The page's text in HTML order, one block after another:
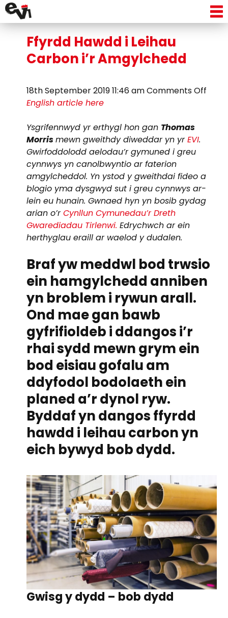
Tag Archive: beicio
Ffyrdd Hawdd i Leihau
Carbon i’r Amgylchedd
18th September 2019 11:46 amComments Off
English article here
Ysgrifennwyd yr erthygl hon gan Thomas
Morrismewn gweithdy diweddar yn yrEVI.
Gwirfoddolodd aelodau’r gymuned i greu
cynnwys yn canolbwyntio ar faterion
amgylcheddol. Yn ystod y gweithdai fideo a
blogio yma dysgwyd sut i greu cynnwys ar-
lein eu hunain. Gwnaed hyn yn bosib gydag
arian o’rCynllun Cymunedau’r Dreth
Gwarediadau Tirlenwi. Edrychwch ar ein
herthyglau eraill ar waelod y dudalen.
Braf yw meddwl bod trwsio
ein hamgylchedd anniben
yn broblem i rywun arall.
Ond mae gan bawb
gyfrifioldeb i ddangos i’r
rhai sydd mewn grym ein
bod eisiau gofalu am
ddyfodol bodolaeth ein
planed a’r dynol ryw.
Byddaf yn dangos ffyrdd
hawdd i leihau carbon yn
eich bywyd bob dydd.
Gwisg y dydd – bob dydd